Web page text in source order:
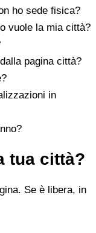
ho sede fisica?
vuole la mia città?
pagina città?
in
tua città?
Se è libera, in